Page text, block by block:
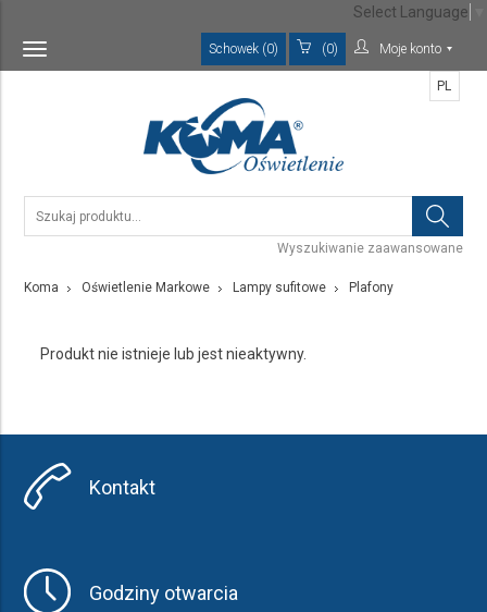
Toggle
navigation
Schowek (0) (0) Moje konto
Wyszukiwanie zaawansowane
PL
Koma Oświetlenie Markowe Lampy sufitowe Plafony
Produkt nie istnieje lub jest nieaktywny.
Kontakt
Godziny otwarcia
Select Language